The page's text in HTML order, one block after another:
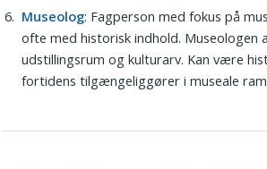
Museolog: Fagperson med fokus på
ofte med historisk indhold.
udstillingsrum og kulturarv. Kan være
fortidens tilgængeliggører i museale